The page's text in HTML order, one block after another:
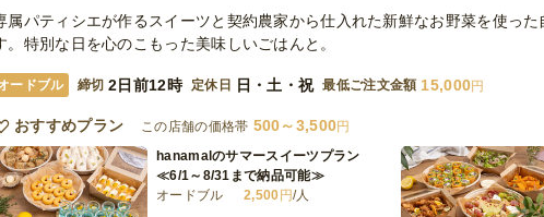
属パティシエが作るスイーツと契約農家から仕入れた新鮮なお野菜を使っ
。特別な日を心のこもった美味しいごはんと。
ードブル 締切 2日前12時 定休日 日・土・祝 最低ご注文金額 15,000円
おすすめプラン この店舗の価格帯 500～3,500円
hanamalのサマースイーツプラン
≪6/1～8/31まで納品可能≫
オードブル
2,500 円/人